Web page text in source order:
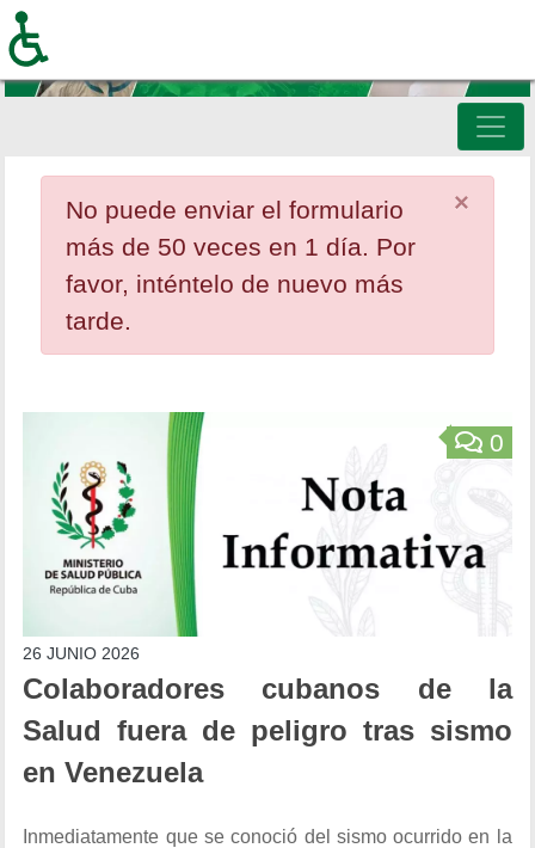
principal
×
‎No puede enviar el formulario
más de 50 veces en 1 día. Por
favor, inténtelo de nuevo más
tarde.‎
0
26 JUNIO 2026
Colaboradores cubanos de la
Salud fuera de peligro tras sismo
en Venezuela
Inmediatamente que se conoció del sismo ocurrido en la